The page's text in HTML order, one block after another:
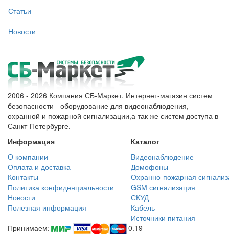
Статьи
Новости
2006 - 2026 Компания СБ-Маркет. Интернет-магазин систем
безопасности - оборудование для видеонаблюдения,
охранной и пожарной сигнализации,а так же систем доступа в
Санкт-Петербурге.
Информация
Каталог
О компании
Видеонаблюдение
Оплата и доставка
Домофоны
Контакты
Охранно-пожарная
Политика конфиденциальности
GSM сигнализация
Новости
СКУД
Полезная информация
Кабель
Источники питания
Принимаем:
0.19